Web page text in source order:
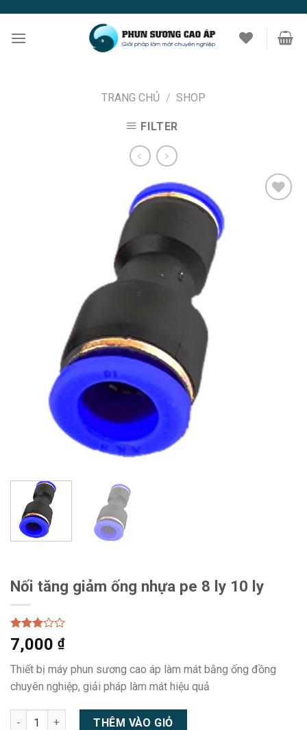
content
TRANG CHỦ / SHOP
FILTER
Nối tăng giảm ống nhựa pe 8 ly 10 ly
Rated
3.00
5
7,000 ₫
Thiết bị máy phun sương cao áp làm mát bằng ống đồng
chuyên nghiệp, giải pháp làm mát hiệu quả
Quantity THÊM VÀO GIỎ